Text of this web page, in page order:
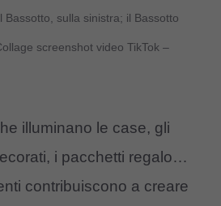
Bassotto, sulla sinistra; il Bassotto
screenshot video TikTok –
illuminano le case, gli
i pacchetti regalo…
contribuiscono a creare